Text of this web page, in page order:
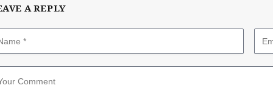
A REPLY